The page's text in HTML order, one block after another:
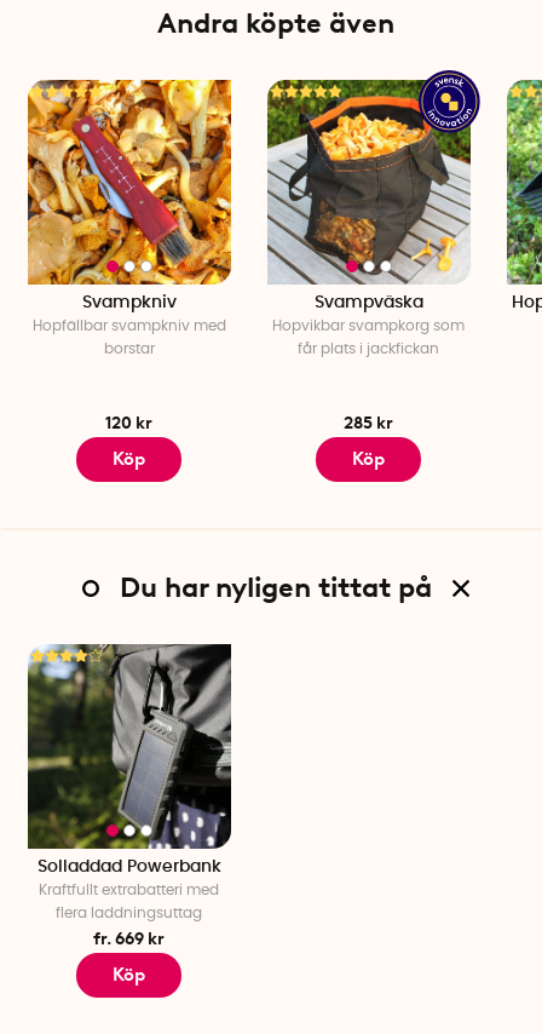
Andra köpte även
Svampkniv
Hopfällbar svampkniv med
borstar
120 kr
Köp
Svampväska
Hopvikbar svampkorg som
får plats i jackfickan
285 kr
Köp
Du har nyligen tittat på
Solladdad Powerbank
Kraftfullt extrabatteri med
flera laddningsuttag
fr. 669 kr
Köp